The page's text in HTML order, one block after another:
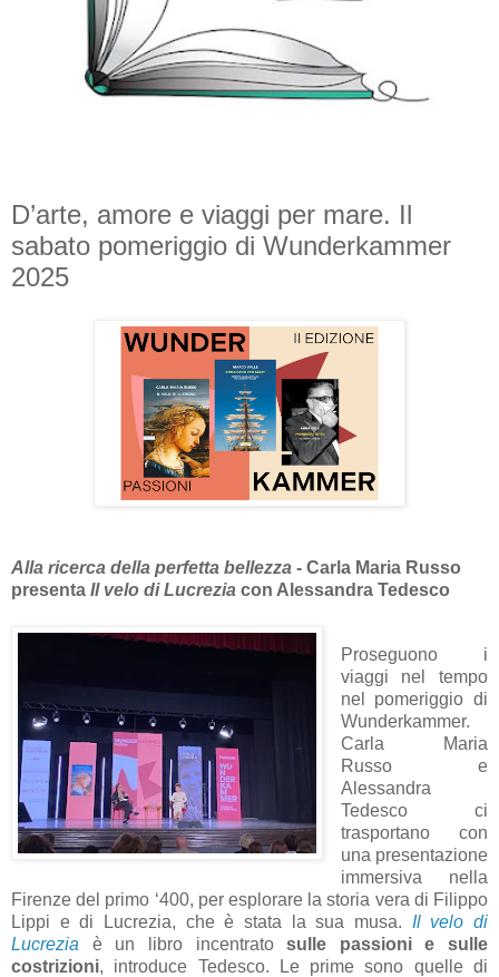
D’arte, amore e viaggi per mare. Il
sabato pomeriggio di Wunderkammer
2025
Alla ricerca della perfetta bellezza - Carla Maria Russo
presenta Il velo di Lucrezia con Alessandra Tedesco
Proseguono i
viaggi nel tempo
nel pomeriggio di
Wunderkammer.
Carla Maria
Russo e
Alessandra
Tedesco ci
trasportano con
una presentazione
immersiva nella
Firenze del primo ‘400, per esplorare la storia vera di Filippo
Lippi e di Lucrezia, che è stata la sua musa. Il velo di
Lucrezia
è un libro incentratosulle passioni e sulle
costrizioni, introduce Tedesco. Le prime sono quelle di